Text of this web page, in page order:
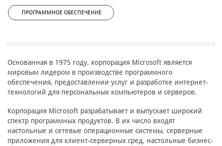
ПРОГРАММНОЕ ОБЕСПЕЧЕНИЕ
Основанная в 1975 году, корпорация Microsoft является
мировым лидером в производстве программного
обеспечения, предоставлении услуг и разработке интернет-
технологий для персональных компьютеров и серверов.
Корпорация Microsoft разрабатывает и выпускает широкий
спектр программных продуктов. В их число входят
настольные и сетевые операционные системы, серверные
приложения для клиент-серверных сред, настольные бизнес-